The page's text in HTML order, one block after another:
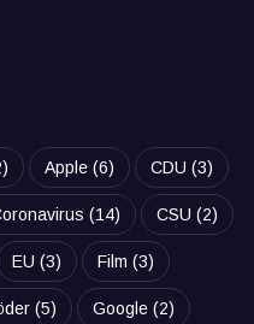
Apple (6) CDU (3)
(14) CSU (2)
EU (3) Film (3)
(5) Google (2)